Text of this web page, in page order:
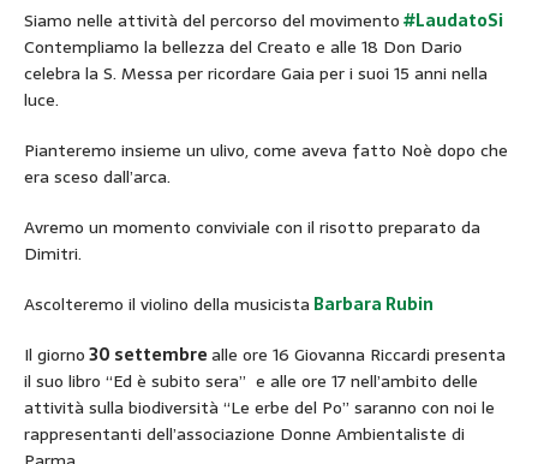
Siamo nelle attività del percorso del movimento#LaudatoSi
Contempliamo la bellezza del Creato e alle 18 Don Dario
celebra la S. Messa per ricordare Gaia per i suoi 15 anni nella
luce.
Pianteremo insieme un ulivo, come aveva fatto Noè dopo che
era sceso dall’arca.
Avremo un momento conviviale con il risotto preparato da
Dimitri.
Ascolteremo il violino della musicista Barbara Rubin
Il giorno30 settembrealle ore 16 Giovanna Riccardi presenta
il suo libro “Ed è subito sera” e alle ore 17 nell’ambito delle
attività sulla biodiversità “Le erbe del Po” saranno con noi le
rappresentanti dell’associazione Donne Ambientaliste di